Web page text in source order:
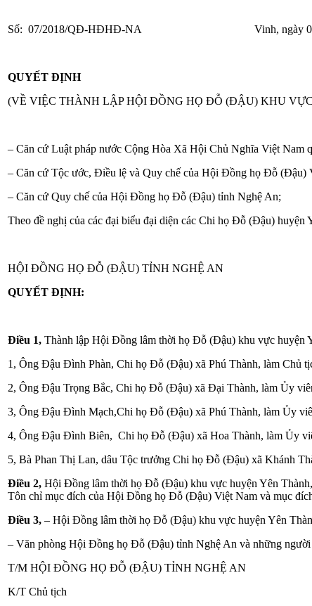
Số: 07/2018/QĐ-HĐHĐ-NA Vinh, ngày 06
QUYẾT ĐỊNH
(VỀ VIỆC THÀNH LẬP HỘI ĐỒNG HỌ ĐỖ (ĐẬU) KHU
– Căn cứ Luật pháp nước Cộng Hòa Xã Hội Chủ Nghĩa Việt Nam
– Căn cứ Tộc ước, Điều lệ và Quy chế của Hội Đồng họ Đỗ (Đậu)
– Căn cứ Quy chế của Hội Đồng họ Đỗ (Đậu) tỉnh Nghệ An;
Theo đề nghị của các đại biểu đại diện các Chi họ Đỗ (Đậu) huyện
HỘI ĐỒNG HỌ ĐỖ (ĐẬU) TỈNH NGHỆ AN
QUYẾT ĐỊNH:
Điều 1, Thành lập Hội Đồng lâm thời họ Đỗ (Đậu) khu vực huyện
1, Ông Đậu Đình Phàn, Chi họ Đỗ (Đậu) xã Phú Thành, làm Chủ
2, Ông Đậu Trọng Bắc, Chi họ Đỗ (Đậu) xã Đại Thành, làm Ủy
3, Ông Đậu Đình Mạch,Chi họ Đỗ (Đậu) xã Phú Thành, làm Ủy
4, Ông Đậu Đình Biên, Chi họ Đỗ (Đậu) xã Hoa Thành, làm Ủy
5, Bà Phan Thị Lan, dâu Tộc trưởng Chi họ Đỗ (Đậu) xã Khánh
Điều 2, Hội Đồng lâm thời họ Đỗ (Đậu) khu vực huyện Yên
Tôn chỉ mục đích của Hội Đồng họ Đỗ (Đậu) Việt Nam và mục
Điều 3, – Hội Đồng lâm thời họ Đỗ (Đậu) khu vực huyện Yên
– Văn phòng Hội Đồng họ Đỗ (Đậu) tỉnh Nghệ An và những người
T/M HỘI ĐỒNG HỌ ĐỖ (ĐẬU) TỈNH NGHỆ AN
K/T Chủ tịch